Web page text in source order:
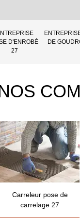
D'ENROBÉ
27
DE
Carreleur pose de
carrelage 27